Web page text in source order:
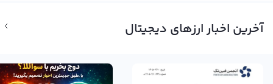
شما از آن تنها یک سود و ضرر فرضی است. تنها زمانی سود یا زیان شما نهایی
می‌دانید، می‌توانید با مراجعه به پلتفرم صرافی ارز دیجیتال رابکس با بهترین قیمت
آخرین اخبار ارزهای دیجیتال